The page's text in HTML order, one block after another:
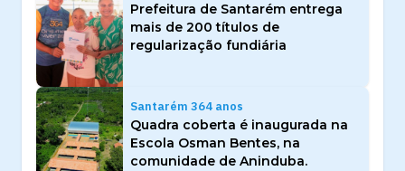
Prefeitura de Santarém entrega
mais de 200 títulos de
regularização fundiária
Santarém 364 anos
Quadra coberta é inaugurada na
Escola Osman Bentes, na
comunidade de Aninduba.